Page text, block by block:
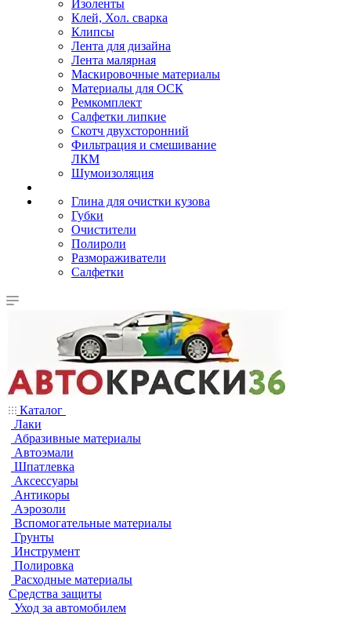
Изоленты
Клей, Хол. сварка
Клипсы
Лента для дизайна
Лента малярная
Маскировочные материалы
Материалы для ОСК
Ремкомплект
Салфетки липкие
Скотч двухсторонний
Фильтрация и смешивание
ЛКМ
Шумоизоляция
Глина для очистки кузова
Губки
Очистители
Полироли
Размораживатели
Салфетки
Каталог
Лаки
Абразивные материалы
Автоэмали
Шпатлевка
Аксессуары
Антикоры
Аэрозоли
Вспомогательные материалы
Грунты
Инструмент
Полировка
Расходные материалы
Средства защиты
Уход за автомобилем